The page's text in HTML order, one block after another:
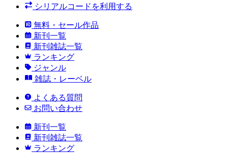
シリアルコードを利用する
無料・セール作品
新刊一覧
新刊雑誌一覧
ランキング
ジャンル
雑誌・レーベル
よくある質問
お問い合わせ
新刊一覧
新刊雑誌一覧
ランキング